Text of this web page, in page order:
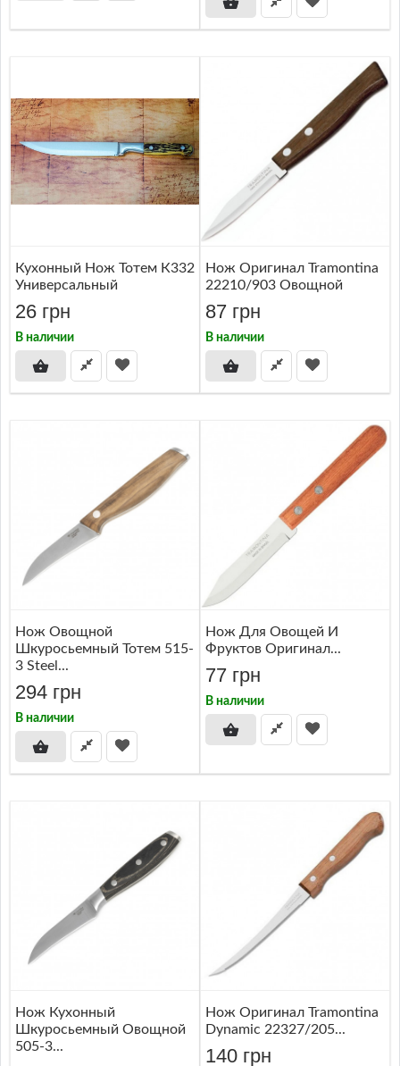
Кухонный Нож Тотем К332
Универсальный
26 грн
В наличии
Нож Оригинал Tramontina
22210/903 Овощной
87 грн
В наличии
Нож Овощной
Шкуросьемный Тотем 515-
3 Steel...
294 грн
В наличии
Нож Для Овощей И
Фруктов Оригинал...
77 грн
В наличии
Нож Кухонный
Шкуросьемный Овощной
505-3...
Нож Оригинал Tramontina
Dynamic 22327/205...
140 грн